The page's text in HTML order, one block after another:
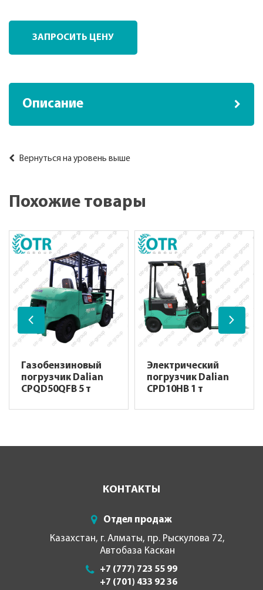
ЗАПРОСИТЬ ЦЕНУ
Описание
Вернуться на уровень выше
Похожие товары
Газобензиновый
погрузчик Dalian
CPQD50QFB 5 т
Электрический
погрузчик Dalian
CPD10HB 1 т
КОНТАКТЫ
Отдел продаж
Казахстан, г. Алматы, пр. Рыскулова 72,
Автобаза Каскан
+7 (777) 723 55 99
+7 (701) 433 92 36